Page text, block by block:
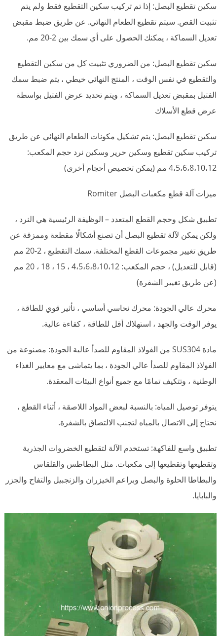
سكين تقطيع البصل: إذا تم تركيب سكين التقطيع فقط ولم يتم
تثبيت القص. سيتم تقطيع الطعام النهائي. عن طريق ضبط مقبض
تعديل السماكة ، يمكنك الحصول على أي سمك بين 2-20 مم.
سكين تقطيع البصل: من الضروري تثبيت كل من سكين التقطيع
والتقطيع في نفس الوقت ، المنتج النهائي خيطي ، يتم ضبط سمك
الفتيل بمقبض تعديل السماكة ، ويتم تحديد عرض الفتيل بواسطة
عرض قطع الأسلاك
سكين تقطيع البصل: يتم تشكيل مكونات الطعام النهائي عن طريق
تركيب سكين تقطيع وسكين حرير وسكين نرد حجم المكعب:
4،5،6،8،10،12 مم (يمكن تخصيص أحجام أخرى)
ميزات آلة قطع مكعبات البصل Romiter
تطبيق شكل وحجم القطع المتعدد – الوظيفة الرئيسية هي النرد ،
ولكن يمكن لآلة تقطيع البصل أن تصنع أشكالًا مقطعة وممزقة عن
طريق تغيير مجموعات القطع المختلفة. سمك التقطيع ، 2-20 مم
(قابل للتعديل) ، حجم المكعب: 4،5،6،8،10،12 ، 15 ، 18 ، 20 مم
(عن طريق تغيير الشفرة)
محرك عالي الجودة: محرك نحاسي أساسي ، تأثير قوي للطاقة ،
يوفر الوقت والجهد ، استهلاك أقل للطاقة ، كفاءة عالية.
مادة SUS304 من الفولاذ المقاوم للصدأ عالية الجودة: مصنوعة من
الفولاذ المقاوم للصدأ عالي الجودة ، بما يتماشى مع معايير الغذاء
الوطنية ، وتتكيف تمامًا مع جميع أنواع البيئات المعقدة.
يتوفر توصيل المياه: بالنسبة لبعض المواد اللاصقة ، أثناء القطع ،
نحتاج إلى الاتصال بالمياه لتجنب الالتصاق بالشفرة.
تطبيق واسع للفاكهة: تستخدم الآلة لتقطيع الخضروات الجذرية
وتقطيعها وتقطيعها إلى مكعبات. مثل البطاطس والقلقاس
والبطاطا الحلوة والبصل وبراعم الخيزران والزنجبيل والتفاح والجزر
والبابايا.